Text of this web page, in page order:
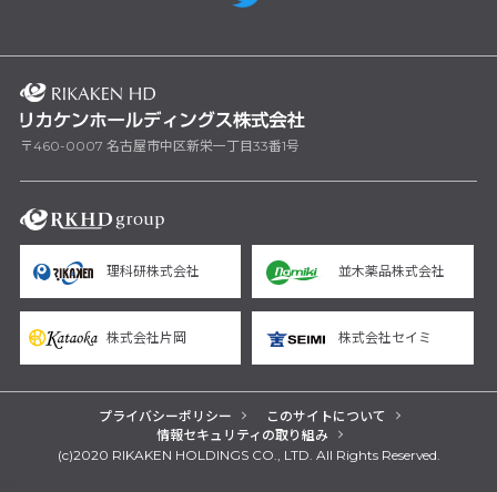
〒460-0007 名古屋市中区新栄一丁目33番1号
理科研株式会社 並木薬品株式会社
株式会社片岡 株式会社セイミ
プライバシーポリシー
このサイトについて
情報セキュリティの取り組み
(c)2020 RIKAKEN HOLDINGS CO., LTD. All Rights Reserved.